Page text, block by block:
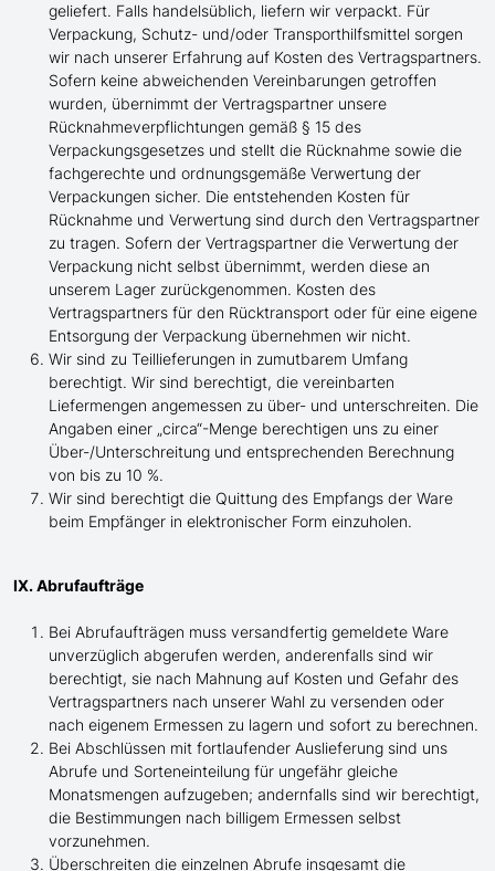
geliefert. Falls handelsüblich, liefern wir verpackt. Für
Verpackung, Schutz- und/oder Transporthilfsmittel sorgen
wir nach unserer Erfahrung auf Kosten des Vertragspartners.
Sofern keine abweichenden Vereinbarungen getroffen
wurden, übernimmt der Vertragspartner unsere
Rücknahmeverpflichtungen gemäß § 15 des
Verpackungsgesetzes und stellt die Rücknahme sowie die
fachgerechte und ordnungsgemäße Verwertung der
Verpackungen sicher. Die entstehenden Kosten für
Rücknahme und Verwertung sind durch den Vertragspartner
zu tragen. Sofern der Vertragspartner die Verwertung der
Verpackung nicht selbst übernimmt, werden diese an
unserem Lager zurückgenommen. Kosten des
Vertragspartners für den Rücktransport oder für eine eigene
Entsorgung der Verpackung übernehmen wir nicht.
Wir sind zu Teillieferungen in zumutbarem Umfang
berechtigt. Wir sind berechtigt, die vereinbarten
Liefermengen angemessen zu über- und unterschreiten. Die
Angaben einer „circa“-Menge berechtigen uns zu einer
Über-/Unterschreitung und entsprechenden Berechnung
von bis zu 10 %.
Wir sind berechtigt die Quittung des Empfangs der Ware
beim Empfänger in elektronischer Form einzuholen.
IX. Abrufaufträge
Bei Abrufaufträgen muss versandfertig gemeldete Ware
unverzüglich abgerufen werden, anderenfalls sind wir
berechtigt, sie nach Mahnung auf Kosten und Gefahr des
Vertragspartners nach unserer Wahl zu versenden oder
nach eigenem Ermessen zu lagern und sofort zu berechnen.
Bei Abschlüssen mit fortlaufender Auslieferung sind uns
Abrufe und Sorteneinteilung für ungefähr gleiche
Monatsmengen aufzugeben; andernfalls sind wir berechtigt,
die Bestimmungen nach billigem Ermessen selbst
vorzunehmen.
Überschreiten die einzelnen Abrufe insgesamt die